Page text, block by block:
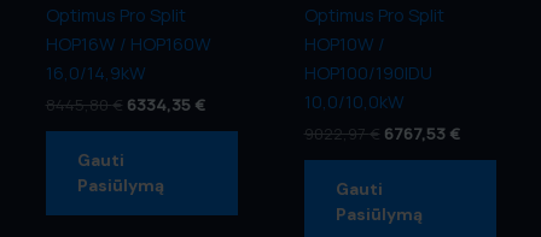
Optimus Pro Split
HOP16W / HOP160W
16,0/14,9kW
8445,80€ 6334,35 €
Gauti
Pasiūlymą
Optimus Pro Split
HOP10W /
HOP100/190IDU
10,0/10,0kW
9022,97€ 6767,53 €
Gauti
Pasiūlymą